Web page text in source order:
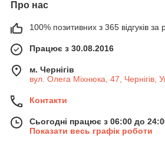
— дитячої літератури
— подарункових видань
— путівників по країнах та містах світу
— спеціалізованих словників і
— книг провідних світових експертів у
управління, бізнес-стратегії, лідерства,
технологій і інновацій
Про нас
100% позитивних з 365 відгуків за
Працює з 30.08.2016
м. Чернігів
вул. Олега Міхнюка, 47, Чернігів,
Контакти
Сьогодні працює з 06:00 до
Показати весь графік роботи